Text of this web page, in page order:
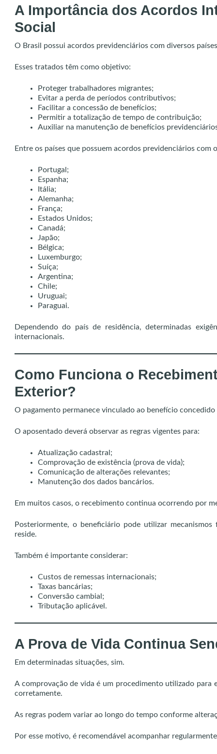
A Importância dos Acordos
Social
O Brasil possui acordos previdenciários com diversos
Esses tratados têm como objetivo:
Proteger trabalhadores migrantes;
Evitar a perda de períodos contributivos;
Facilitar a concessão de benefícios;
Permitir a totalização de tempo de contribuição;
Auxiliar na manutenção de benefícios
Entre os países que possuem acordos previdenciários com
Portugal;
Espanha;
Itália;
Alemanha;
França;
Estados Unidos;
Canadá;
Japão;
Bélgica;
Luxemburgo;
Suíça;
Argentina;
Chile;
Uruguai;
Paraguai.
Dependendo do país de residência, determinadas
internacionais.
Como Funciona o
Exterior?
O pagamento permanece vinculado ao benefício concedido
O aposentado deverá observar as regras vigentes para:
Atualização cadastral;
Comprovação de existência (prova de vida);
Comunicação de alterações relevantes;
Manutenção dos dados bancários.
Em muitos casos, o recebimento continua ocorrendo por
Posteriormente, o beneficiário pode utilizar
reside.
Também é importante considerar:
Custos de remessas internacionais;
Taxas bancárias;
Conversão cambial;
Tributação aplicável.
A Prova de Vida Continua
Em determinadas situações, sim.
A comprovação de vida é um procedimento utilizado
corretamente.
As regras podem variar ao longo do tempo conforme
Por esse motivo, é recomendável acompanhar